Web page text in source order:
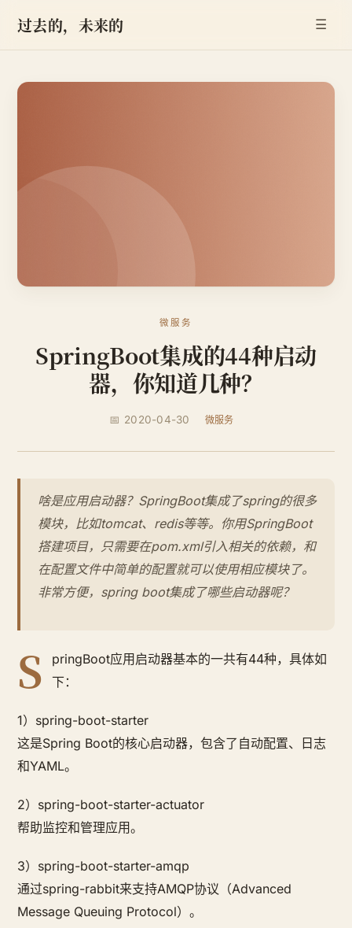
过去的，未来的 ☰
微服务
SpringBoot集成的44种启动
器，你知道几种？
📅 2020-04-30 微服务
啥是应用启动器？SpringBoot集成了spring的很多
模块，比如tomcat、redis等等。你用SpringBoot
搭建项目，只需要在pom.xml引入相关的依赖，和
在配置文件中简单的配置就可以使用相应模块了。
非常方便，spring boot集成了哪些启动器呢？
S
pringBoot应用启动器基本的一共有44种，具体如
下：
1）spring-boot-starter
这是Spring Boot的核心启动器，包含了自动配置、日志
和YAML。
2）spring-boot-starter-actuator
帮助监控和管理应用。
3）spring-boot-starter-amqp
通过spring-rabbit来支持AMQP协议（Advanced
Message Queuing Protocol）。